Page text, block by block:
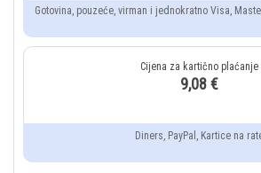
Gotovina, pouzeće, virman i jednokratno Visa,
9,08 €
Diners, PayPal, Kartice na